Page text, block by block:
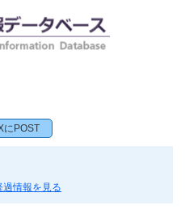
にPOST
過情報を見る